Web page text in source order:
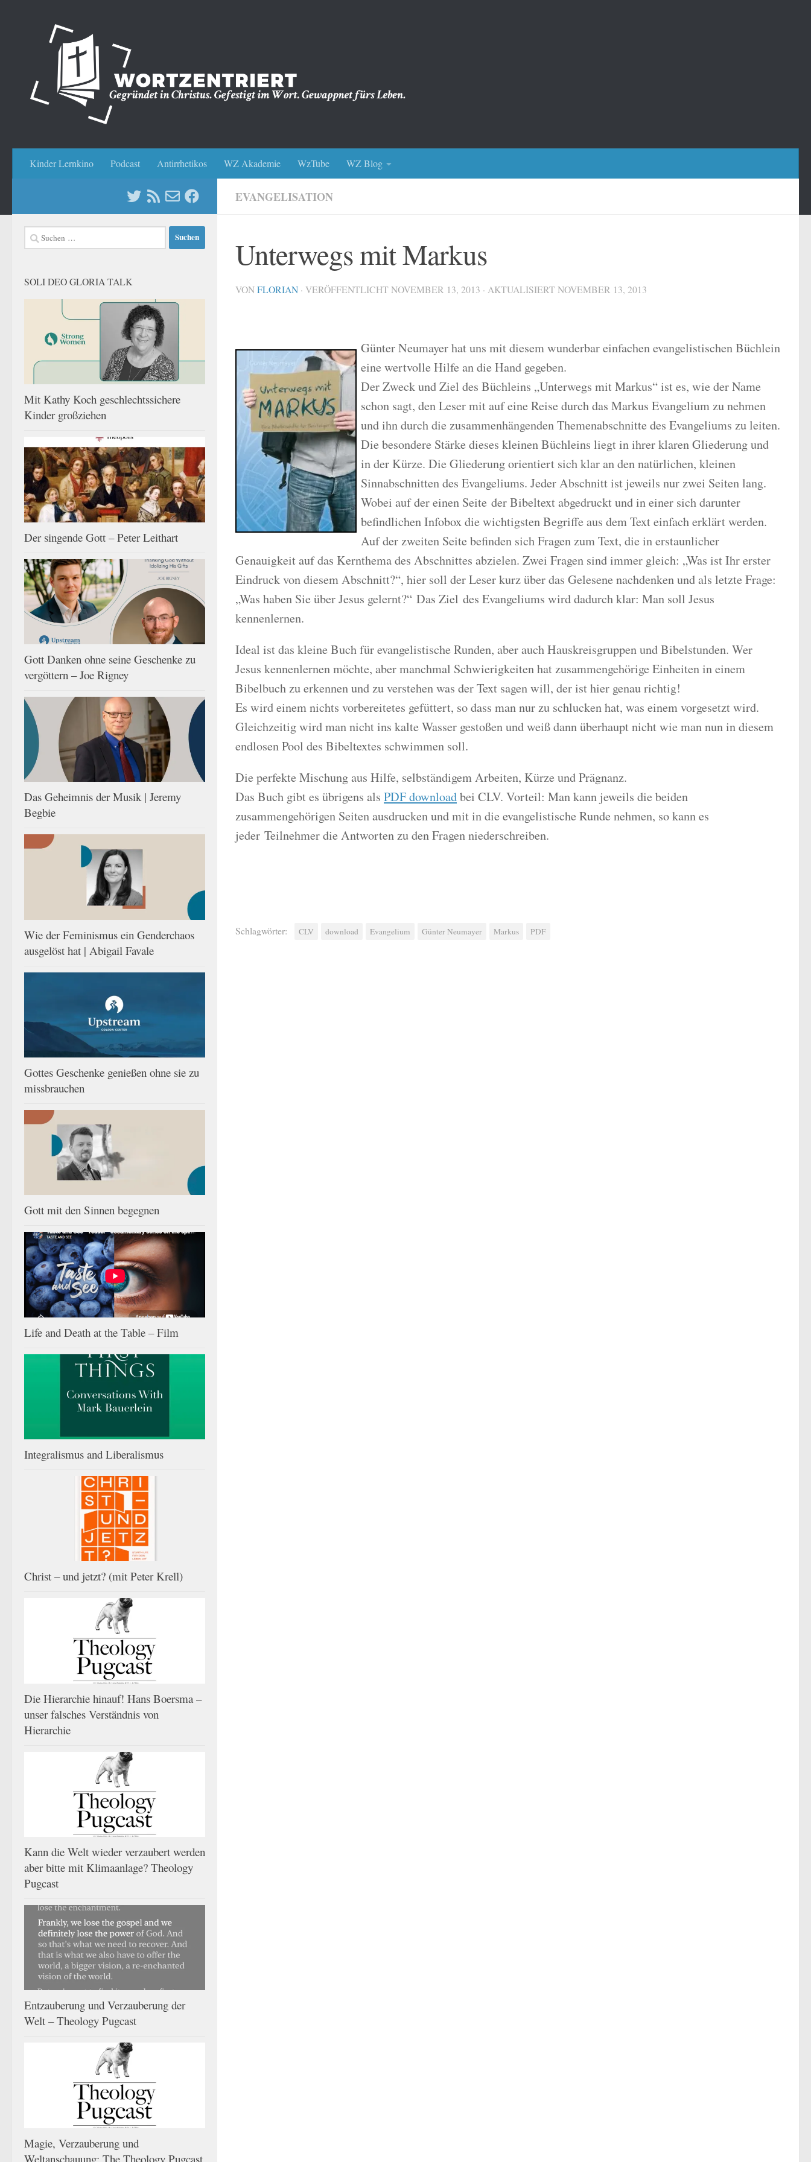
Kinder Lernkino Podcast Antirrhetikos WZ Akademie WzTube WZ Blog
EVANGELISATION
Unterwegs mit Markus
VONFLORIAN · VERÖFFENTLICHTNOVEMBER 13, 2013 · AKTUALISIERTNOVEMBER 13, 2013
Günter Neumayer hat uns mit diesem wunderbar einfachen evangelistischen Büchlein
eine wertvolle Hilfe an die Hand gegeben.
Der Zweck und Ziel des Büchleins „Unterwegs mit Markus“ ist es, wie der Name
schon sagt, den Leser mit auf eine Reise durch das Markus Evangelium zu nehmen
und ihn durch die zusammenhängenden Themenabschnitte des Evangeliums zu leiten.
Die besondere Stärke dieses kleinen Büchleins liegt in ihrer klaren Gliederung und
in der Kürze. Die Gliederung orientiert sich klar an den natürlichen, kleinen
Sinnabschnitten des Evangeliums. Jeder Abschnitt ist jeweils nur zwei Seiten lang.
Wobei auf der einen Seite der Bibeltext abgedruckt und in einer sich darunter
befindlichen Infobox die wichtigsten Begriffe aus dem Text einfach erklärt werden.
Auf der zweiten Seite befinden sich Fragen zum Text, die in erstaunlicher
Genauigkeit auf das Kernthema des Abschnittes abzielen. Zwei Fragen sind immer gleich: „Was ist Ihr erster
Eindruck von diesem Abschnitt?“, hier soll der Leser kurz über das Gelesene nachdenken und als letzte Frage:
„Was haben Sie über Jesus gelernt?“ Das Ziel des Evangeliums wird dadurch klar: Man soll Jesus
kennenlernen.
Ideal ist das kleine Buch für evangelistische Runden, aber auch Hauskreisgruppen und Bibelstunden. Wer
Jesus kennenlernen möchte, aber manchmal Schwierigkeiten hat zusammengehörige Einheiten in einem
Bibelbuch zu erkennen und zu verstehen was der Text sagen will, der ist hier genau richtig!
Es wird einem nichts vorbereitetes gefüttert, so dass man nur zu schlucken hat, was einem vorgesetzt wird.
Gleichzeitig wird man nicht ins kalte Wasser gestoßen und weiß dann überhaupt nicht wie man nun in diesem
endlosen Pool des Bibeltextes schwimmen soll.
Die perfekte Mischung aus Hilfe, selbständigem Arbeiten, Kürze und Prägnanz.
Das Buch gibt es übrigens als PDF downloadbei CLV. Vorteil: Man kann jeweils die beiden
zusammengehörigen Seiten ausdrucken und mit in die evangelistische Runde nehmen, so kann es
jeder Teilnehmer die Antworten zu den Fragen niederschreiben.
Schlagwörter: CLV download Evangelium Günter Neumayer Markus PDF
Suchen
nach:
SOLI DEO GLORIA TALK
Mit Kathy Koch geschlechtssichere
Kinder großziehen
Der singende Gott – Peter Leithart
Gott Danken ohne seine Geschenke zu
vergöttern – Joe Rigney
Das Geheimnis der Musik | Jeremy
Begbie
Wie der Feminismus ein Genderchaos
ausgelöst hat | Abigail Favale
Gottes Geschenke genießen ohne sie zu
missbrauchen
Gott mit den Sinnen begegnen
Life and Death at the Table – Film
Integralismus and Liberalismus
Christ – und jetzt? (mit Peter Krell)
Die Hierarchie hinauf! Hans Boersma –
unser falsches Verständnis von
Hierarchie
Kann die Welt wieder verzaubert werden
aber bitte mit Klimaanlage? Theology
Pugcast
Entzauberung und Verzauberung der
Welt – Theology Pugcast
Magie, Verzauberung und
Weltanschauung: The Theology Pugcast